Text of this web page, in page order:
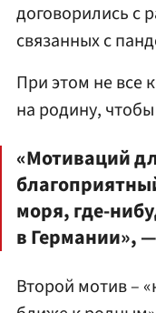
договорились с
связанных с
При этом не все
на родину,
«Мотиваций
моря, где-
в Германии»,
Второй мотив –